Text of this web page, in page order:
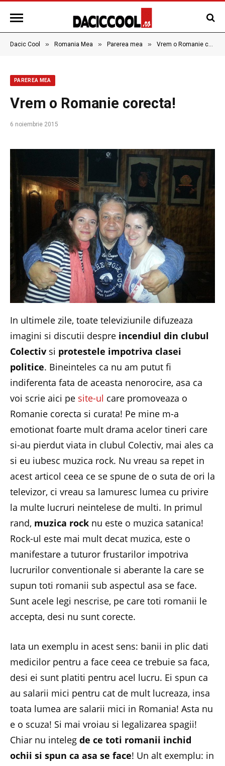
Dacic Cool » Romania Mea » Parerea mea » Vrem o Romanie corecta!
PAREREA MEA
Vrem o Romanie corecta!
6 noiembrie 2015
In ultimele zile, toate televiziunile difuzeaza
imagini si discutii despre incendiul din clubul
Colectiv si protestele impotriva clasei
politice. Bineinteles ca nu am putut fi
indiferenta fata de aceasta nenorocire, asa ca
voi scrie aici pe site-ul care promoveaza o
Romanie corecta si curata! Pe mine m-a
emotionat foarte mult drama acelor tineri care
si-au pierdut viata in clubul Colectiv, mai ales ca
si eu iubesc muzica rock. Nu vreau sa repet in
acest articol ceea ce se spune de o suta de ori la
televizor, ci vreau sa lamuresc lumea cu privire
la multe lucruri neintelese de multi. In primul
rand, muzica rock nu este o muzica satanica!
Rock-ul este mai mult decat muzica, este o
manifestare a tuturor frustarilor impotriva
lucrurilor conventionale si aberante la care se
supun toti romanii sub aspectul asa se face.
Sunt acele legi nescrise, pe care toti romanii le
accepta, desi nu sunt corecte.
Iata un exemplu in acest sens: banii in plic dati
medicilor pentru a face ceea ce trebuie sa faca,
desi ei sunt platiti pentru acel lucru. Ei spun ca
au salarii mici pentru cat de mult lucreaza, insa
toata lumea are salarii mici in Romania! Asta nu
e o scuza! Si mai vroiau si legalizarea spagii!
Chiar nu inteleg de ce toti romanii inchid
ochii si spun ca asa se face! Un alt exemplu: in